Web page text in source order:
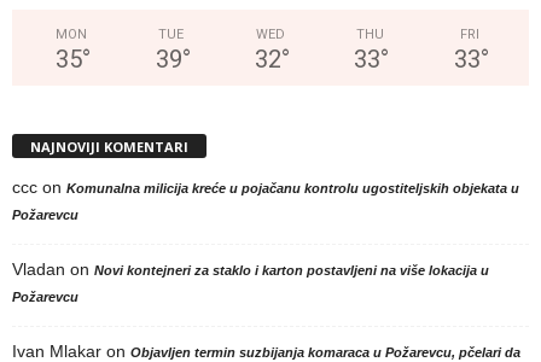
MON
35°
TUE
39°
WED
32°
THU
33°
FRI
33°
NAJNOVIJI KOMENTARI
ccc on Komunalna milicija kreće u pojačanu kontrolu ugostiteljskih objekata u
Požarevcu
Vladan on Novi kontejneri za staklo i karton postavljeni na više lokacija u
Požarevcu
Ivan Mlakar on Objavljen termin suzbijanja komaraca u Požarevcu, pčelari da